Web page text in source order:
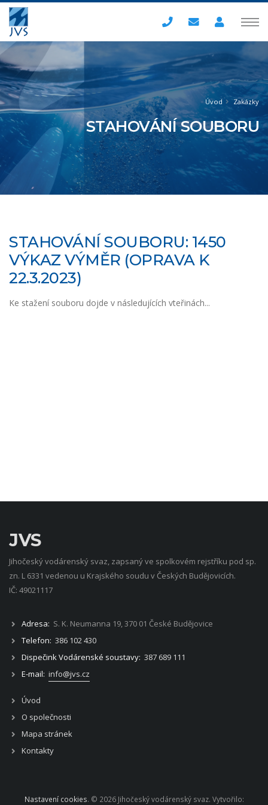
Úvod Zakázky
STAHOVÁNÍ SOUBORU
STAHOVÁNÍ SOUBORU: 1450
VÝKAZ VÝMĚR (OPRAVA K
22.3.2023)
Ke stažení souboru dojde v následujících vteřinách...
JVS
Jihočeský vodárenský svaz, zapsaný ve spolkovém rejstříku pod sp.
zn. L 6331 vedenou u Krajského soudu v Českých Budějovicích.
IČ: 49021117
Adresa: S. K. Neumanna 19, 370 01 České Budějovice
Telefon: 386 102 430
Dispečink Vodárenské soustavy: 387 689 111
E-mail: info@jvs.cz
Úvod
O společnosti
Mapa stránek
Kontakty
Nastavení cookies. © 2026 Jihočeský vodárenský svaz. Vytvořilo: